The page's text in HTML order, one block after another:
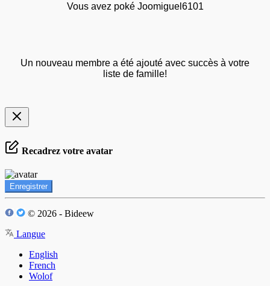
Vous avez poké Joomiguel6101
Un nouveau membre a été ajouté avec succès à votre
liste de famille!
Recadrez votre avatar
Enregistrer
© 2026 - Bideew
Langue
English
French
Wolof